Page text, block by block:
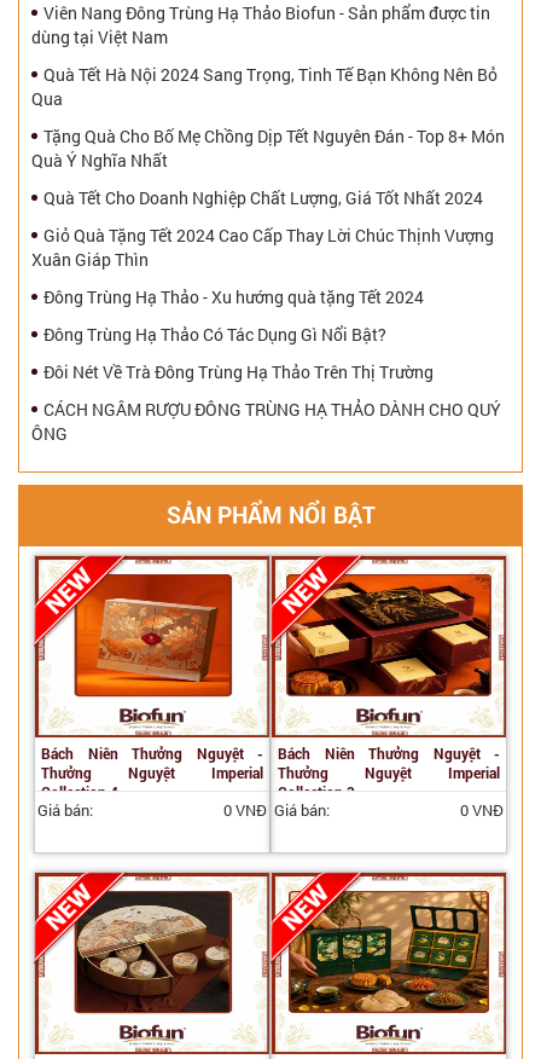
Viên Nang Đông Trùng Hạ Thảo Biofun - Sản phẩm được tin
dùng tại Việt Nam
Quà Tết Hà Nội 2024 Sang Trọng, Tinh Tế Bạn Không Nên Bỏ
Qua
Tặng Quà Cho Bố Mẹ Chồng Dịp Tết Nguyên Đán - Top 8+ Món
Quà Ý Nghĩa Nhất
Quà Tết Cho Doanh Nghiệp Chất Lượng, Giá Tốt Nhất 2024
Giỏ Quà Tặng Tết 2024 Cao Cấp Thay Lời Chúc Thịnh Vượng
Xuân Giáp Thìn
Đông Trùng Hạ Thảo - Xu hướng quà tặng Tết 2024
Đông Trùng Hạ Thảo Có Tác Dụng Gì Nổi Bật?
Đôi Nét Về Trà Đông Trùng Hạ Thảo Trên Thị Trường
CÁCH NGÂM RƯỢU ĐÔNG TRÙNG HẠ THẢO DÀNH CHO QUÝ
ÔNG
SẢN PHẨM NỔI BẬT
Bách Niên Thưởng Nguyệt -
Thưởng Nguyệt Imperial
Collection 4
Giá bán: 0 VNĐ
Bách Niên Thưởng Nguyệt -
Thưởng Nguyệt Imperial
Collection 3
Giá bán: 0 VNĐ